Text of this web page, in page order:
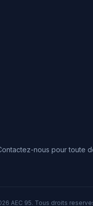
nous pour toute
AEC 95. Tous droits